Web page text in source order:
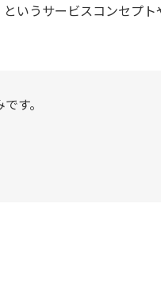
いうサービスコンセプ
す。